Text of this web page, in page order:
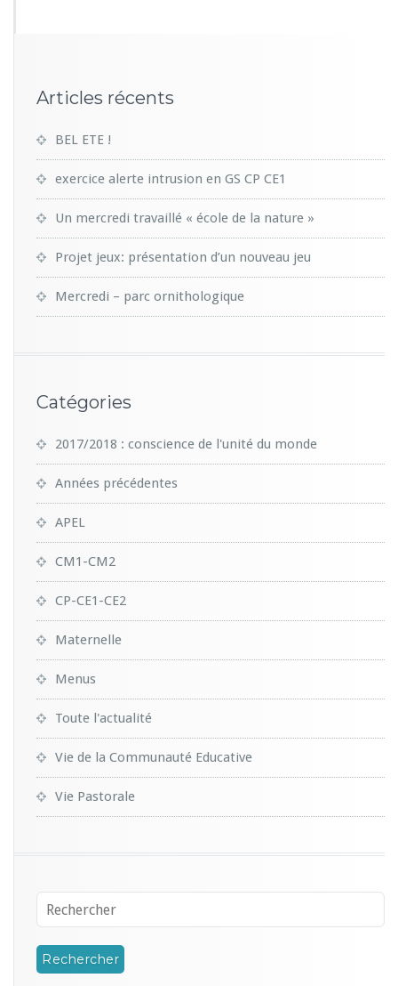
Articles récents
BEL ETE !
exercice alerte intrusion en GS CP CE1
Un mercredi travaillé « école de la nature »
Projet jeux: présentation d’un nouveau jeu
Mercredi – parc ornithologique
Catégories
2017/2018 : conscience de l'unité du monde
Années précédentes
APEL
CM1-CM2
CP-CE1-CE2
Maternelle
Menus
Toute l'actualité
Vie de la Communauté Educative
Vie Pastorale